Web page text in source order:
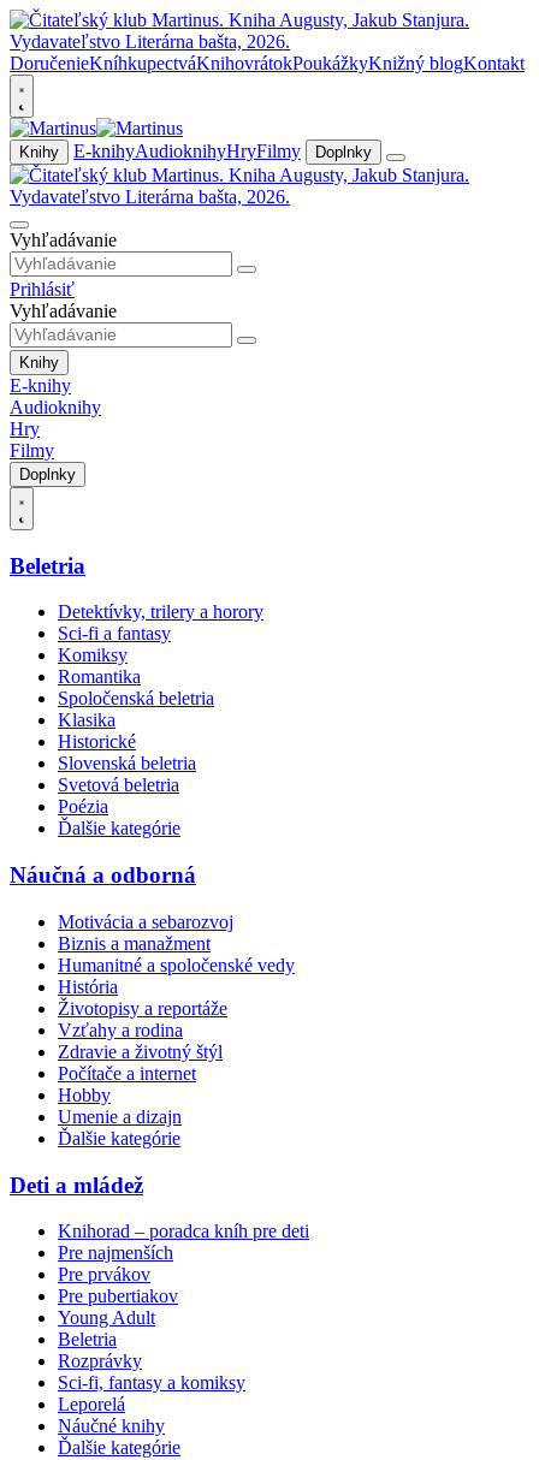
DoručenieKníhkupectváKnihovrátokPoukážkyKnižný blogKontakt
Knihy E-knihyAudioknihyHryFilmy Doplnky
Vyhľadávanie
Prihlásiť
Vyhľadávanie
Knihy
E-knihy
Audioknihy
Hry
Filmy
Doplnky
Beletria
Detektívky, trilery a horory
Sci-fi a fantasy
Komiksy
Romantika
Spoločenská beletria
Klasika
Historické
Slovenská beletria
Svetová beletria
Poézia
Ďalšie kategórie
Náučná a odborná
Motivácia a sebarozvoj
Biznis a manažment
Humanitné a spoločenské vedy
História
Životopisy a reportáže
Vzťahy a rodina
Zdravie a životný štýl
Počítače a internet
Hobby
Umenie a dizajn
Ďalšie kategórie
Deti a mládež
Knihorad – poradca kníh pre deti
Pre najmenších
Pre prvákov
Pre pubertiakov
Young Adult
Beletria
Rozprávky
Sci-fi, fantasy a komiksy
Leporelá
Náučné knihy
Ďalšie kategórie